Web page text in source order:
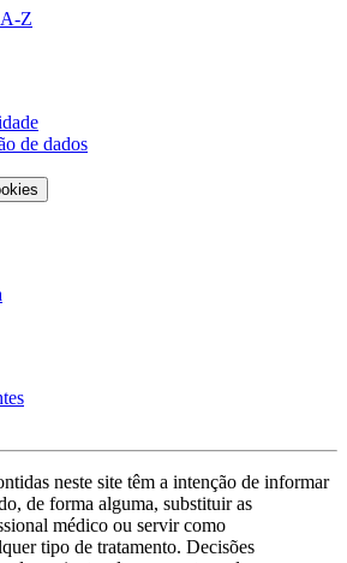
Z
de dados
neste site têm a intenção de informar
de forma alguma, substituir as
médico ou servir como
tipo de tratamento. Decisões